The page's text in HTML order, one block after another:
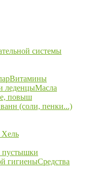
системы
Витамины
леденцыМасла
повыш
(соли, пенки...)
Хель
пустышки
гигиеныСредства